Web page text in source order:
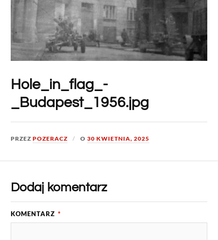
Hole_in_flag_-
_Budapest_1956.jpg
PRZEZPOZERACZ O30 KWIETNIA, 2025
Dodaj komentarz
KOMENTARZ *